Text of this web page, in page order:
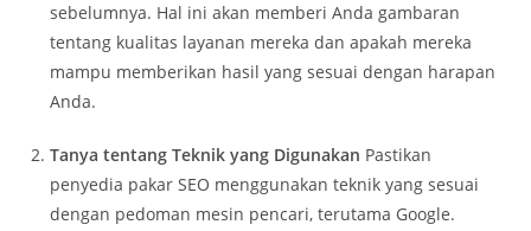
sebelumnya. Hal ini akan memberi Anda gambaran
tentang kualitas layanan mereka dan apakah mereka
mampu memberikan hasil yang sesuai dengan harapan
Anda.
Tanya tentang Teknik yang Digunakan Pastikan
penyedia pakar SEO menggunakan teknik yang sesuai
dengan pedoman mesin pencari, terutama Google.